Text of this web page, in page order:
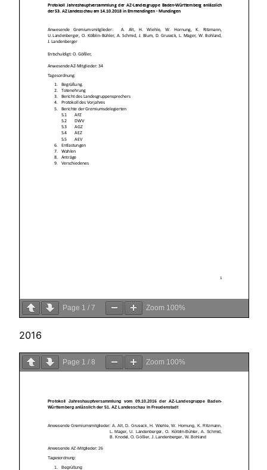
Page 1 / 7 Zoom 100%
2016
Page 1 / 8 Zoom 100%